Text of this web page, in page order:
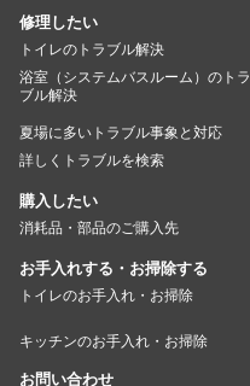
修理したい
トイレのトラブル解決
浴室（システムバスルーム）のトラ
ブル解決
夏場に多いトラブル事象と対応
詳しくトラブルを検索
購入したい
消耗品・部品のご購入先
お手入れする・お掃除する
トイレのお手入れ・お掃除
キッチンのお手入れ・お掃除
お問い合わせ